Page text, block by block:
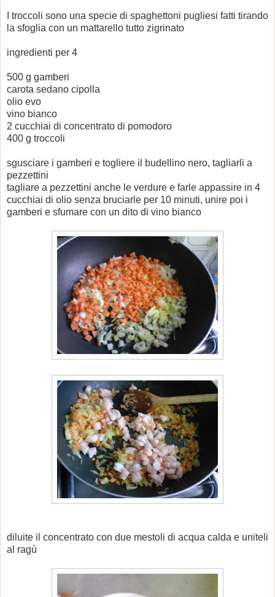
I troccoli sono una specie di spaghettoni pugliesi fatti tirando
la sfoglia con un mattarello tutto zigrinato
ingredienti per 4
500 g gamberi
carota sedano cipolla
olio evo
vino bianco
2 cucchiai di concentrato di pomodoro
400 g troccoli
sgusciare i gamberi e togliere il budellino nero, tagliarli a
pezzettini
tagliare a pezzettini anche le verdure e farle appassire in 4
cucchiai di olio senza bruciarle per 10 minuti, unire poi i
gamberi e sfumare con un dito di vino bianco
diluite il concentrato con due mestoli di acqua calda e uniteli
al ragù